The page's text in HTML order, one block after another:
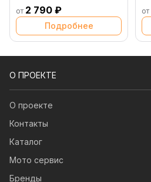
от 2 790 ₽
Подробнее
от
О ПРОЕКТЕ
О проекте
Контакты
Каталог
Мото сервис
Бренды